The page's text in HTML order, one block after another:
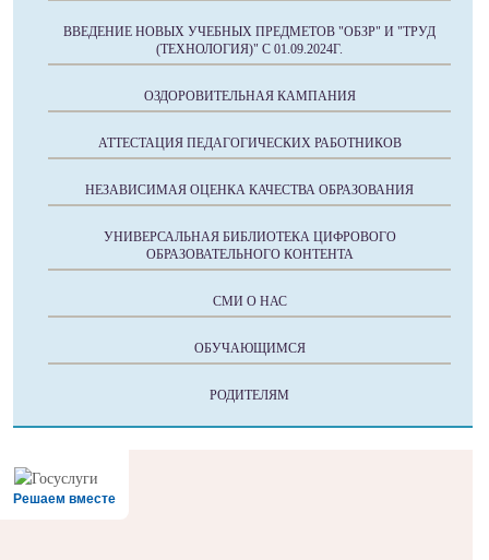
ВВЕДЕНИЕ НОВЫХ УЧЕБНЫХ ПРЕДМЕТОВ "ОБЗР" И "ТРУД
(ТЕХНОЛОГИЯ)" C 01.09.2024Г.
ОЗДОРОВИТЕЛЬНАЯ КАМПАНИЯ
АТТЕСТАЦИЯ ПЕДАГОГИЧЕСКИХ РАБОТНИКОВ
НЕЗАВИСИМАЯ ОЦЕНКА КАЧЕСТВА ОБРАЗОВАНИЯ
УНИВЕРСАЛЬНАЯ БИБЛИОТЕКА ЦИФРОВОГО
ОБРАЗОВАТЕЛЬНОГО КОНТЕНТА
СМИ О НАС
ОБУЧАЮЩИМСЯ
РОДИТЕЛЯМ
Решаем вместе